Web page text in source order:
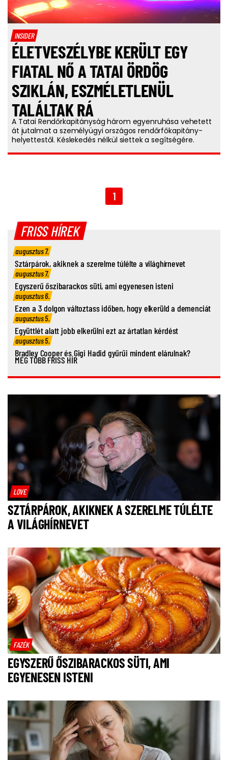
INSIDER
ÉLETVESZÉLYBE KERÜLT EGY
FIATAL NŐ A TATAI ÖRDÖG
SZIKLÁN, ESZMÉLETLENÜL
TALÁLTAK RÁ
A Tatai Rendőrkapitányság három egyenruhása vehetett
át jutalmat a személyügyi országos rendőrfőkapitány-
helyettestől. Késlekedés nélkül siettek a segítségére.
1
FRISS HÍREK
augusztus 7.
Sztárpárok, akiknek a szerelme túlélte a világhírnevet
augusztus 7.
Egyszerű őszibarackos süti, ami egyenesen isteni
augusztus 6.
Ezen a 3 dolgon változtass időben, hogy elkerüld a demenciát
augusztus 5.
Együttlét alatt jobb elkerülni ezt az ártatlan kérdést
augusztus 5.
Bradley Cooper és Gigi Hadid gyűrűi mindent elárulnak?
MÉG TÖBB FRISS HÍR
LOVE
SZTÁRPÁROK, AKIKNEK A SZERELME TÚLÉLTE
A VILÁGHÍRNEVET
FAZÉK
EGYSZERŰ ŐSZIBARACKOS SÜTI, AMI
EGYENESEN ISTENI